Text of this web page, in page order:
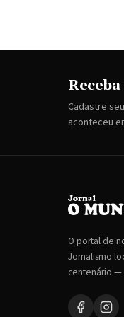
Cadastre
aconteceu
O portal de
Jornalismo
centenário —